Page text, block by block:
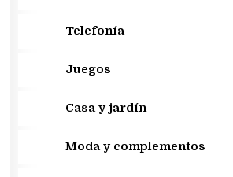
Telefonía
Juegos
Casa y jardín
Moda y complementos